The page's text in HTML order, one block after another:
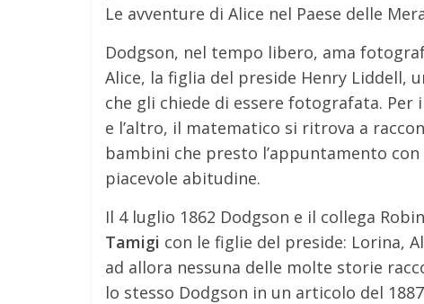
Le avventure di Alice nel Paese delle
Dodgson, nel tempo libero, ama
Alice, la figlia del preside Henry Liddell,
che gli chiede di essere fotografata.
e l’altro, il matematico si ritrova a
bambini che presto l’appuntamento
piacevole abitudine.
Il 4 luglio 1862 Dodgson e il collega
Tamigi con le figlie del preside: Lorina,
ad allora nessuna delle molte storie
lo stesso Dodgson in un articolo del